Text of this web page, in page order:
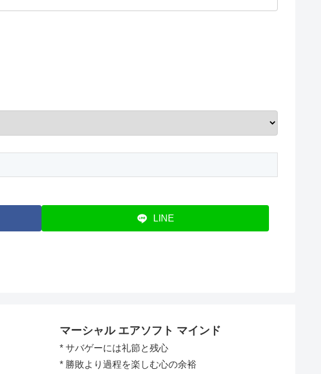
LINE
マーシャル エアソフト マインド
* サバゲーには礼節と残心
* 勝敗より過程を楽しむ心の余裕